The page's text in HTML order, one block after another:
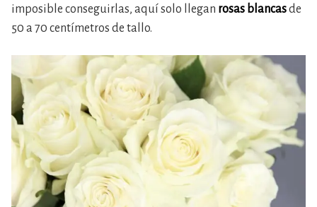
imposible conseguirlas, aquí solo llegan rosas blancasde
50 a 70 centímetros de tallo.